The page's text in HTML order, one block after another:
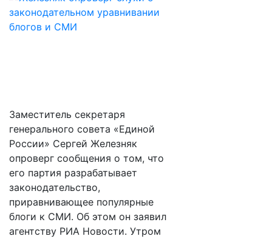
Заместитель секретаря
генерального совета «Единой
России» Сергей Железняк
опроверг сообщения о том, что
его партия разрабатывает
законодательство,
приравнивающее популярные
блоги к СМИ. Об этом он заявил
агентству РИА Новости. Утром